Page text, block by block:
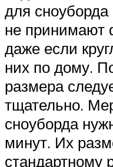
для
не принимают
даже если
них по дому.
размера
тщательно.
сноуборда
минут. Их
стандартному